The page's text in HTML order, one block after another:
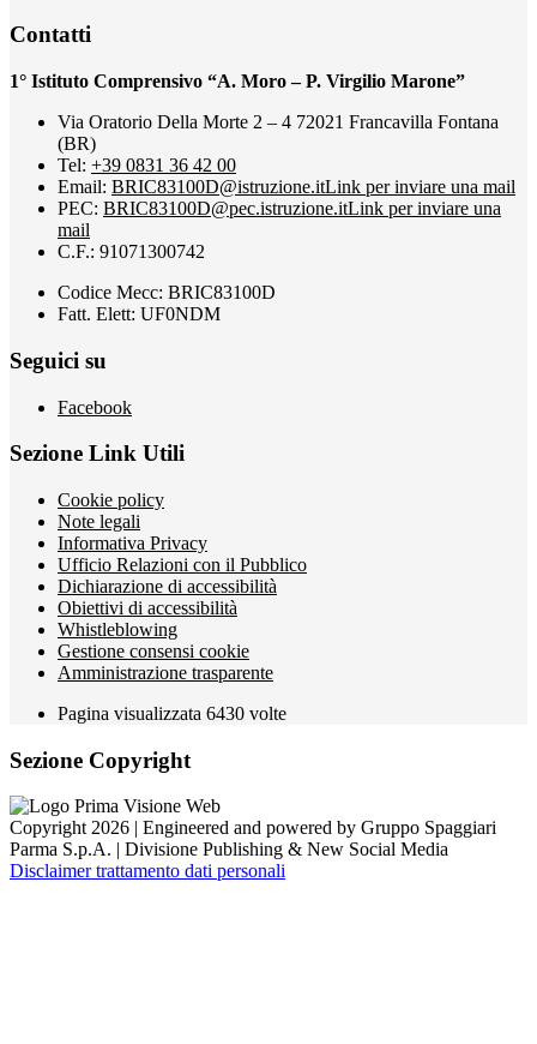
Contatti
1° Istituto Comprensivo “A. Moro – P. Virgilio Marone”
Via Oratorio Della Morte 2 – 4 72021 Francavilla Fontana
(BR)
Tel: +39 0831 36 42 00
Email: BRIC83100D@istruzione.itLink per inviare una mail
PEC: BRIC83100D@pec.istruzione.itLink per inviare una
mail
C.F.: 91071300742
Codice Mecc: BRIC83100D
Fatt. Elett: UF0NDM
Seguici su
Facebook
Sezione Link Utili
Cookie policy
Note legali
Informativa Privacy
Ufficio Relazioni con il Pubblico
Dichiarazione di accessibilità
Obiettivi di accessibilità
Whistleblowing
Gestione consensi cookie
Amministrazione trasparente
Pagina visualizzata 6430 volte
Sezione Copyright
Copyright 2026 | Engineered and powered by Gruppo Spaggiari
Parma S.p.A. | Divisione Publishing & New Social Media
Disclaimer trattamento dati personali